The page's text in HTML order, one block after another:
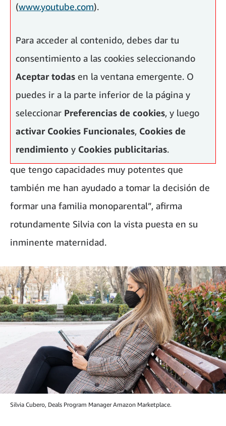
(www.youtube.com).
Para acceder al contenido, debes dar tu
consentimiento a las cookies seleccionando
Aceptar todas en la ventana emergente. O
puedes ir a la parte inferior de la página y
seleccionar Preferencias de cookies, y luego
activar Cookies Funcionales, Cookies de
rendimiento y Cookies publicitarias.
“En Amazon me he empoderado. He descubierto
que tengo capacidades muy potentes que
también me han ayudado a tomar la decisión de
formar una familia monoparental”, afirma
rotundamente Silvia con la vista puesta en su
inminente maternidad.
Silvia Cubero, Deals Program Manager Amazon Marketplace.